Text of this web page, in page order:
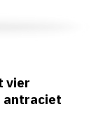
vier
antraciet